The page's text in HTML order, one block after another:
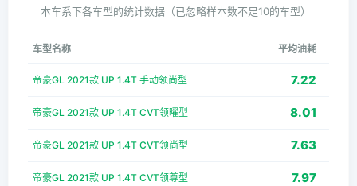
本车系下各车型的统计数据（已忽略样本数不足10的车型）
车型名称 平均油耗
帝豪GL 2021款 UP 1.4T 手动领尚型 7.22
帝豪GL 2021款 UP 1.4T CVT领曜型 8.01
帝豪GL 2021款 UP 1.4T CVT领尚型 7.63
帝豪GL 2021款 UP 1.4T CVT领尊型 7.97